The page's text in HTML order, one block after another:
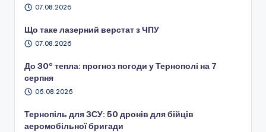
07.08.2026
Що таке лазерний верстат з ЧПУ
07.08.2026
До 30° тепла: прогноз погоди у Тернополі на 7
серпня
06.08.2026
Тернопіль для ЗСУ: 50 дронів для бійців
аеромобільної бригади